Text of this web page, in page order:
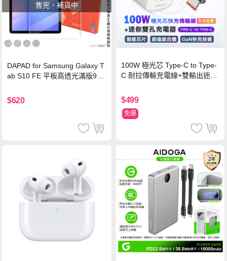
售完，補貨中
DAPAD for Samsung Galaxy T
ab S10 FE 平板高透光滿版9H
$620
100W 極光芯 Type-C to Type-
C 耐拉傳輸充電線+雙輸出迷你
$499
免運